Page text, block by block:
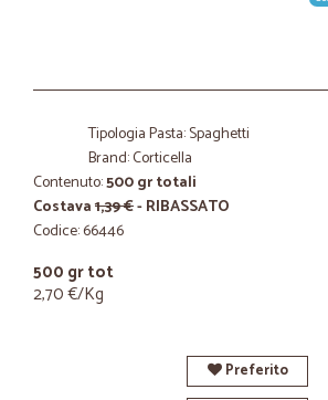
Tipologia Pasta: Spaghetti
Brand: Corticella
Contenuto:500 gr totali
Costava1,39 €- RIBASSATO
Codice: 66446
500 gr tot
2,70 €/Kg
Preferito